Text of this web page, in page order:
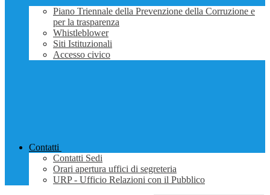
Piano Triennale della Prevenzione della Corruzione e
per la trasparenza
Whistleblower
Siti Istituzionali
Accesso civico
Contatti
Contatti Sedi
Orari apertura uffici di segreteria
URP - Ufficio Relazioni con il Pubblico